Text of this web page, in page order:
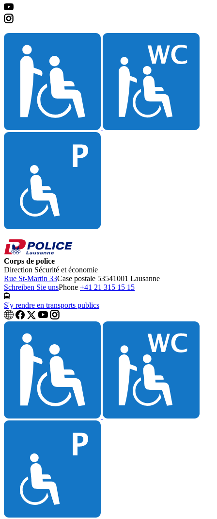
Corps de police
Direction Sécurité et économie
Rue St-Martin 33Case postale 53541001 Lausanne
Schreiben Sie unsPhone +41 21 315 15 15
S'y rendre en transports publics